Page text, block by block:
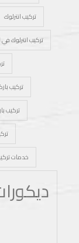
تركيب انترلوك
تركيب انترلوك
تركيب
تركيب
خدمات